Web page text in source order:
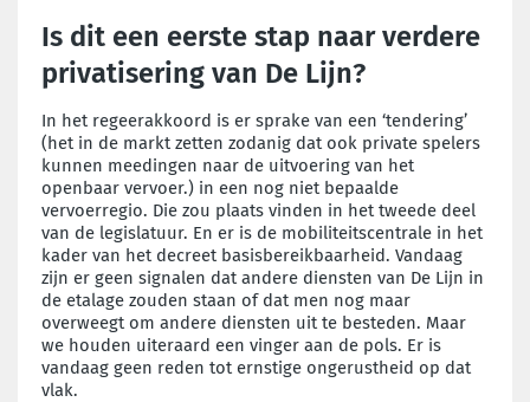
Is dit een eerste stap naar verdere
privatisering van De Lijn?
In het regeerakkoord is er sprake van een ‘tendering’
(het in de markt zetten zodanig dat ook private spelers
kunnen meedingen naar de uitvoering van het
openbaar vervoer.) in een nog niet bepaalde
vervoerregio. Die zou plaats vinden in het tweede deel
van de legislatuur. En er is de mobiliteitscentrale in het
kader van het decreet basisbereikbaarheid. Vandaag
zijn er geen signalen dat andere diensten van De Lijn in
de etalage zouden staan of dat men nog maar
overweegt om andere diensten uit te besteden. Maar
we houden uiteraard een vinger aan de pols. Er is
vandaag geen reden tot ernstige ongerustheid op dat
vlak.